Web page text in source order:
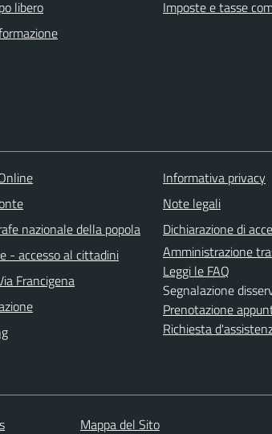
libero
Imposte e tasse
nazionale della popola
- accesso al cittadini
Francigena
Informativa privacy
Note legali
Dichiarazione di
Amministrazione
Leggi le FAQ
Segnalazione
Prenotazione
Richiesta
Mappa del Sito